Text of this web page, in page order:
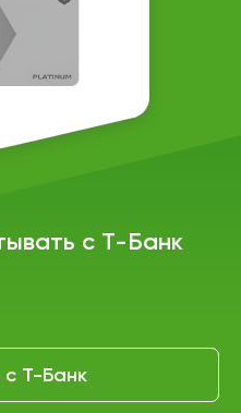
с Т-Банк
Т-Банк